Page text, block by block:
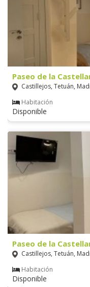
Paseo de la
Castillejos, Tetuán,
Habitación
Disponible
Paseo de la
Castillejos, Tetuán,
Habitación
Disponible